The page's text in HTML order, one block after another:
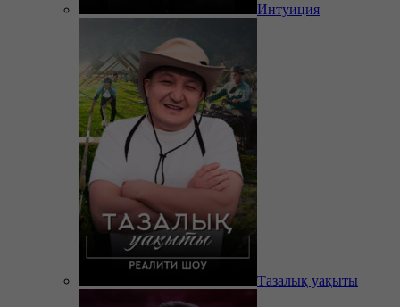
Интуиция
Тазалық уақыты